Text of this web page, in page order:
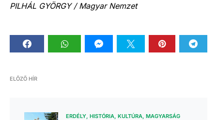
PILHÁL GYÖRGY / Magyar Nemzet
ELŐZŐ HÍR
ERDÉLY HISTÓRIA KULTÚRA MAGYARSÁG